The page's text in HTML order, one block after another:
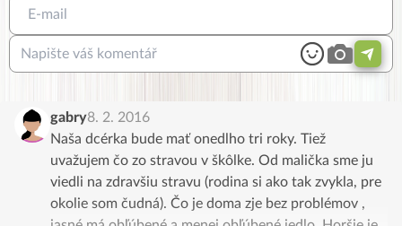
Facebook skupina
Poradna Hubneme do plavek
625
gabry8. 2. 2016
Naša dcérka bude mať onedlho tri roky. Tiež
uvažujem čo zo stravou v škôlke. Od malička sme ju
viedli na zdravšiu stravu (rodina si ako tak zvykla, pre
okolie som čudná). Čo je doma zje bez problémov ,